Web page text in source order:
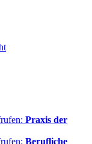
Praxis der
Berufliche